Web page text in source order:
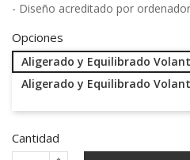
- Diseño acreditado por ordenador
Opciones
Aligerado y Equilibrado
Aligerado y Equilibrado
Cantidad